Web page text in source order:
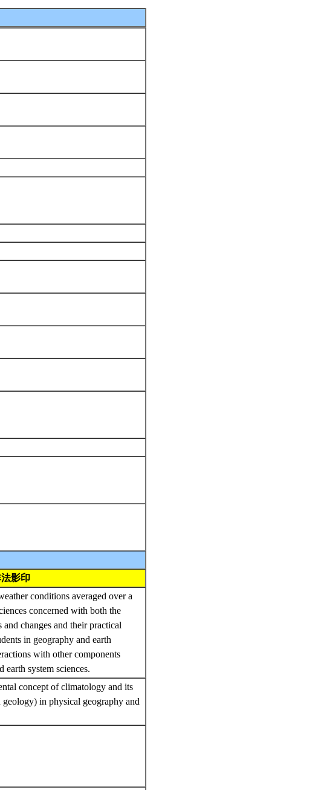
影印
conditions averaged over a
concerned with both the
changes and their practical
in geography and earth
with other components
system sciences.
concept of climatology and its
in physical geography and